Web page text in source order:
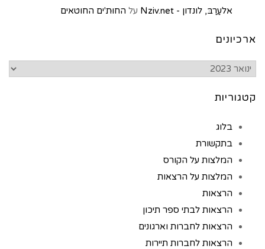
אלעַרַבּ, לונדון - Nziv.net
על החוּת'ים החוטאים
ארכיונים
קטגוריות
בלוג
בתקשורת
המלצות על הקורס
המלצות על הרצאות
הרצאות
הרצאות לבתי ספר תיכון
הרצאות לחברות וארגונים
הרצאות לחברות תיירות